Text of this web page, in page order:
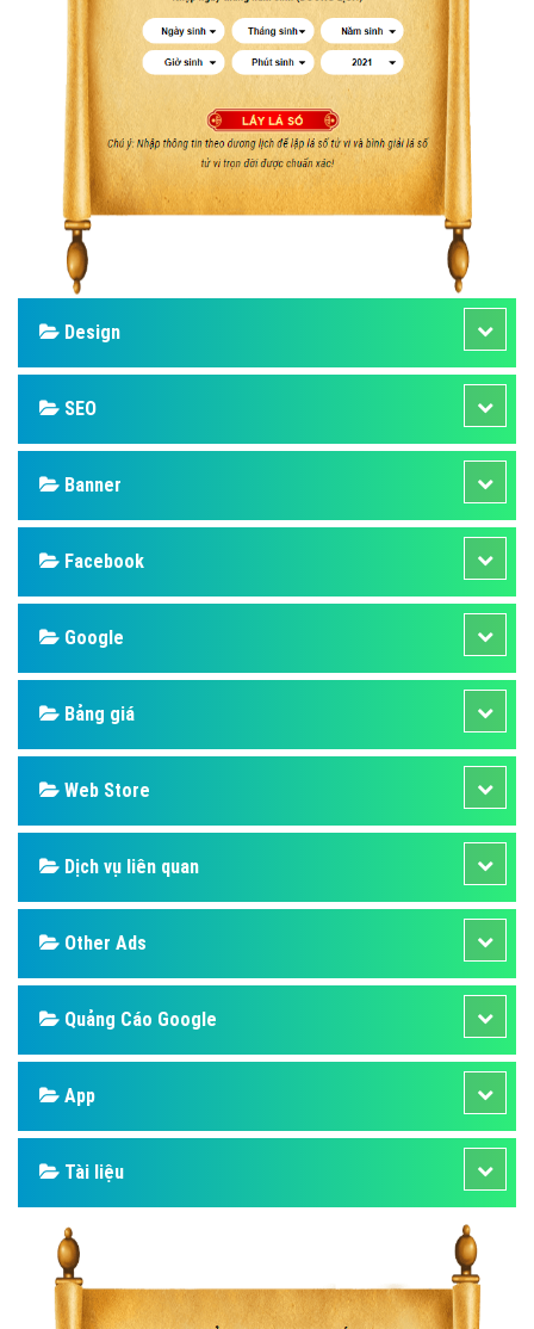
Design
SEO
Banner
Facebook
Google
Bảng giá
Web Store
Dịch vụ liên quan
Other Ads
Quảng Cáo Google
App
Tài liệu